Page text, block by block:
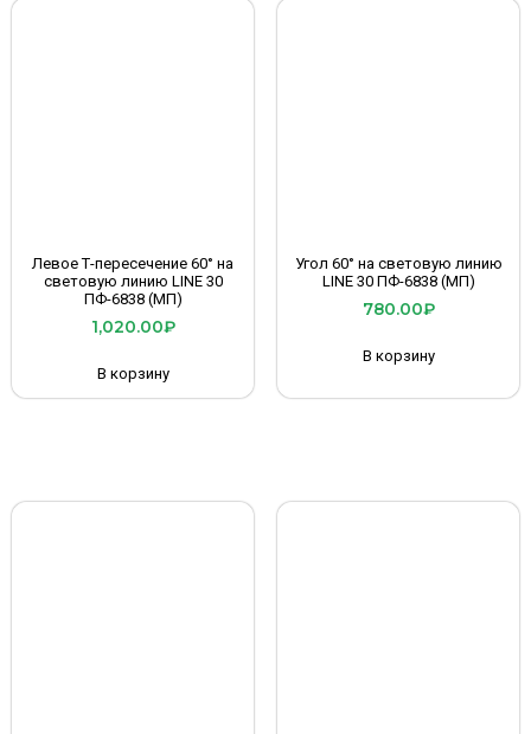
Левое Т-пересечение 60° на
световую линию LINE 30
ПФ-6838 (МП)
1,020.00₽
В корзину
Угол 60° на световую линию
LINE 30 ПФ-6838 (МП)
780.00₽
В корзину